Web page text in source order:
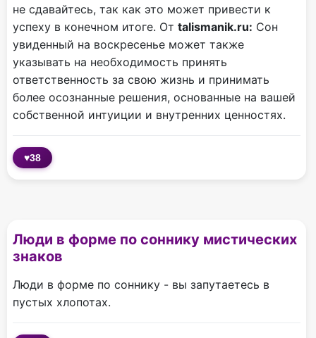
не сдавайтесь, так как это может привести к
успеху в конечном итоге. От talismanik.ru: Сон
увиденный на воскресенье может также
указывать на необходимость принять
ответственность за свою жизнь и принимать
более осознанные решения, основанные на вашей
собственной интуиции и внутренних ценностях.
♥38
Люди в форме по соннику мистических
знаков
Люди в форме по соннику - вы запутаетесь в
пустых хлопотах.